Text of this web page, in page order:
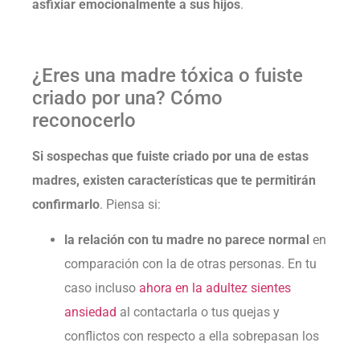
asfixiar emocionalmente a sus hijos.
¿Eres una madre tóxica o fuiste
criado por una? Cómo
reconocerlo
Si sospechas que fuiste criado por una de estas
madres, existen características que te permitirán
confirmarlo. Piensa si:
la relación con tu madre no parece normal en
comparación con la de otras personas. En tu
caso incluso ahora en la adultez sientes
ansiedad al contactarla o tus quejas y
conflictos con respecto a ella sobrepasan los